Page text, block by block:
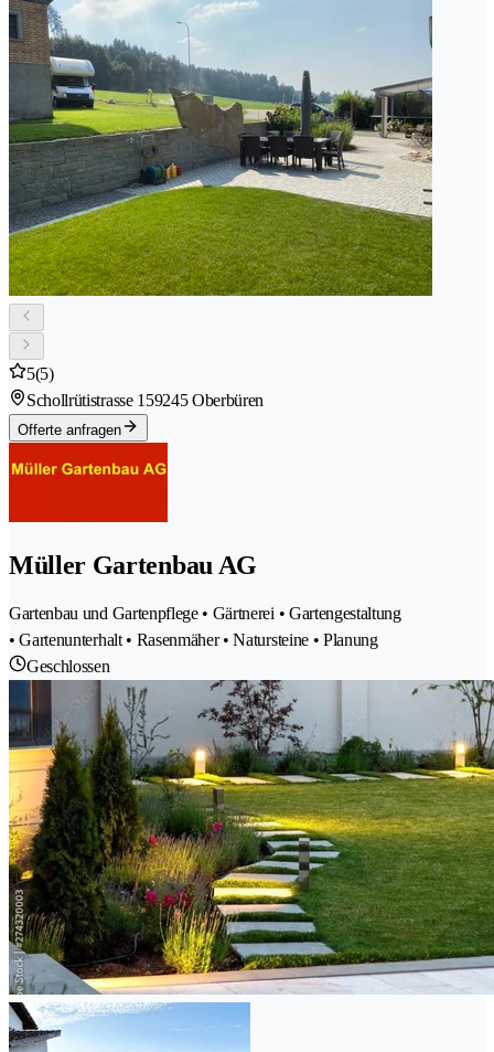
5(5)
Schollrütistrasse 159245 Oberbüren
Offerte anfragen
Müller Gartenbau AG
Gartenbau und Gartenpflege • Gärtnerei • Gartengestaltung
• Gartenunterhalt • Rasenmäher • Natursteine • Planung
Geschlossen